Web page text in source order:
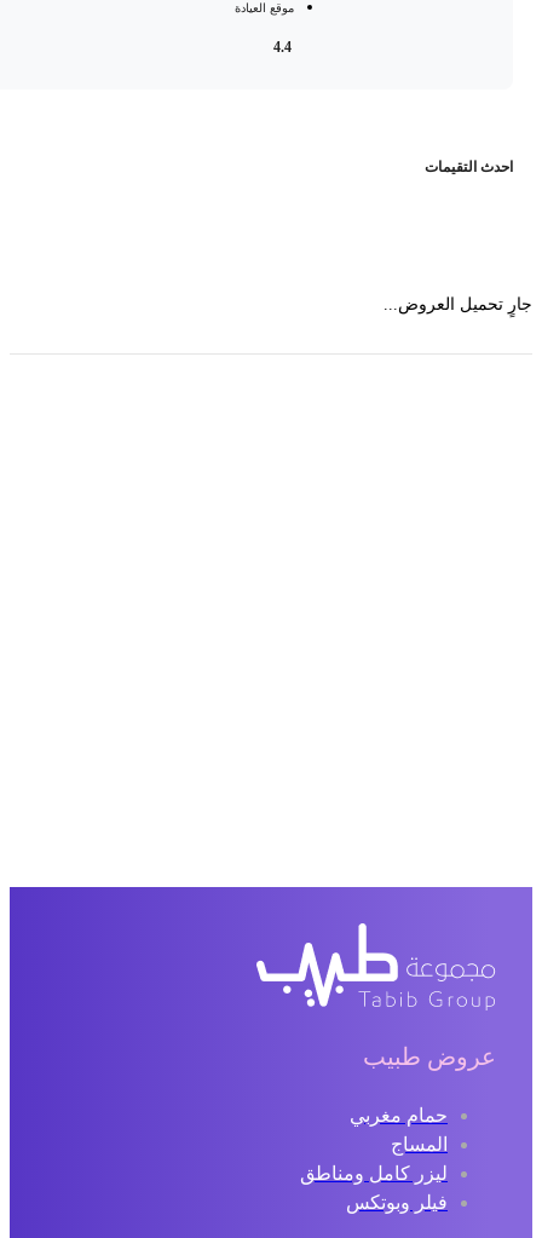
موقع العيادة
التقيمات
تحميل العروض...
عروض طبيب
حمام مغربي
المساج
ليزر كامل ومناطق
فيلر وبوتكس